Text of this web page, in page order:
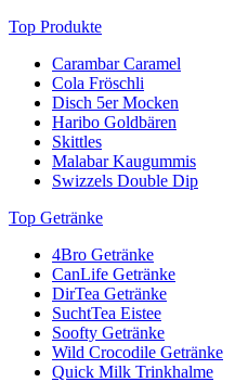
Top Produkte
Carambar Caramel
Cola Fröschli
Disch 5er Mocken
Haribo Goldbären
Skittles
Malabar Kaugummis
Swizzels Double Dip
Top Getränke
4Bro Getränke
CanLife Getränke
DirTea Getränke
SuchtTea Eistee
Soofty Getränke
Wild Crocodile Getränke
Quick Milk Trinkhalme